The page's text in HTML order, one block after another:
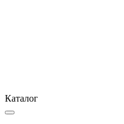
Каталог